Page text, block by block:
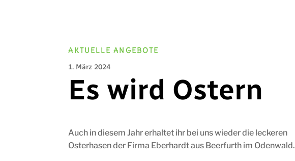
AKTUELLE ANGEBOTE
1. März 2024
Es wird Ostern
Auch in diesem Jahr erhaltet ihr bei uns wieder die leckeren
Osterhasen der Firma Eberhardt aus Beerfurth im Odenwald.